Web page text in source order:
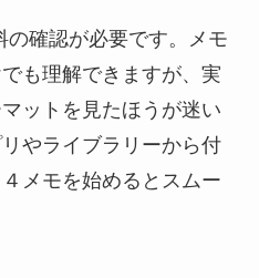
確認が必要です。メモ
も理解できますが、実
ットを見たほうが迷い
やライブラリーから付
メモを始めるとスムー